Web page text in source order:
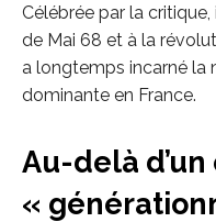
Célébrée par la
de Mai 68 et à la
a longtemps incarné la
dominante en France.
Au-delà
«